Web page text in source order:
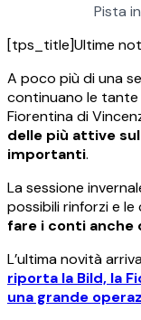
Pista
[tps_title]Ultime
A poco più di una
continuano le
Fiorentina di
delle più attive
importanti.
La sessione
possibili rinforzi e le
fare i conti anche
L’ultima novità
riporta la Bild, la
una grande